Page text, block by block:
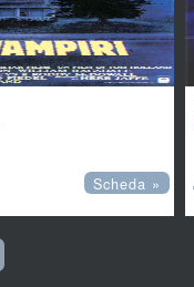
Scheda »